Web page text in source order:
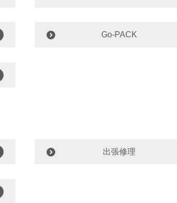
Go-PACK
出張修理